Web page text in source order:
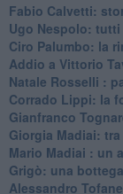
​Fabio Calvetti:
Ugo Nespolo:
​Ciro Palumbo: la
​Addio a Vittorio
​Natale Rosselli :
​Corrado Lippi: la
Gianfranco
Giorgia Madiai:
Mario Madiai : un
Grigò: una
Alessandro